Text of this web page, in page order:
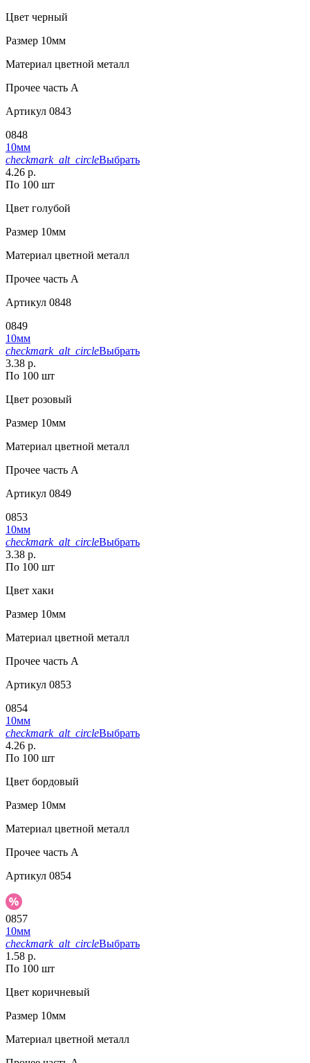
Цвет черный
Размер 10мм
Материал цветной металл
Прочее часть A
Артикул 0843
0848
10мм
checkmark_alt_circleВыбрать
4.26 р.
По 100 шт
Цвет голубой
Размер 10мм
Материал цветной металл
Прочее часть A
Артикул 0848
0849
10мм
checkmark_alt_circleВыбрать
3.38 р.
По 100 шт
Цвет розовый
Размер 10мм
Материал цветной металл
Прочее часть A
Артикул 0849
0853
10мм
checkmark_alt_circleВыбрать
3.38 р.
По 100 шт
Цвет хаки
Размер 10мм
Материал цветной металл
Прочее часть A
Артикул 0853
0854
10мм
checkmark_alt_circleВыбрать
4.26 р.
По 100 шт
Цвет бордовый
Размер 10мм
Материал цветной металл
Прочее часть A
Артикул 0854
0857
10мм
checkmark_alt_circleВыбрать
1.58 р.
По 100 шт
Цвет коричневый
Размер 10мм
Материал цветной металл